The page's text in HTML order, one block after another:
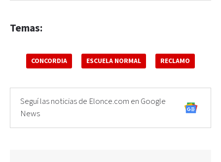
Temas:
CONCORDIA ESCUELA NORMAL RECLAMO
Seguí las noticias de Elonce.com en Google
News